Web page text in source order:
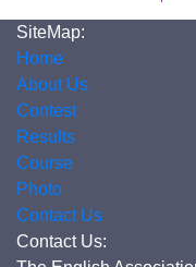
SiteMap:
Home
About Us
Contest
Results
Course
Photo
Contact Us
Contact Us: